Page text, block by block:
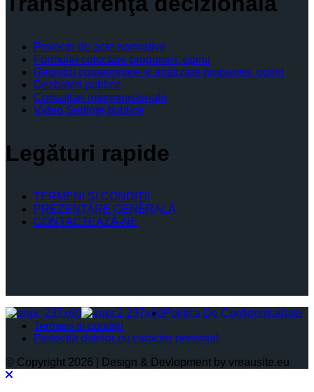
Proiecte de acte normative
Formular colectare propuneri, opinii
Registru consemnare si analizare propuneri, opinii
Dezbateri publice
Consultari interministeriale
Video Şedinţe publice
Legături rapide
TERMENI ŞI CONDIŢII
PREZENTARE GENERALĂ
CONTACTEAZĂ-NE
Politica De Confidențialitate
Termeni și condiții
Protectia datelor cu caracter personal
© Copyright 2026 | Design & Devlopment by vreausite.eu